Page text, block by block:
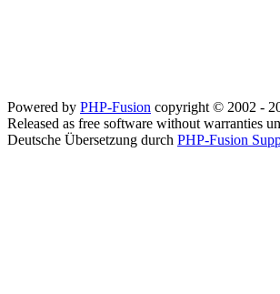
Powered by PHP-Fusion copyright © 2002 -
Released as free software without warranties
Deutsche Übersetzung durch PHP-Fusion